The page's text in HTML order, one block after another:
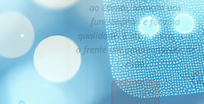
ao cliente, atenção aos
funcionários e foco na
qualidade. E além disso, tem
a frente um empreendedor de
visão.